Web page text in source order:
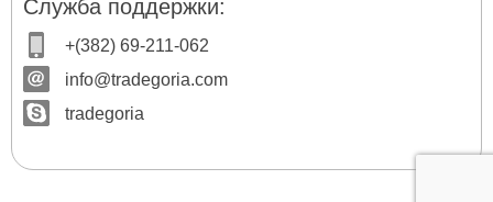
Служба поддержки:
+(382) 69-211-062
info@tradegoria.com
tradegoria